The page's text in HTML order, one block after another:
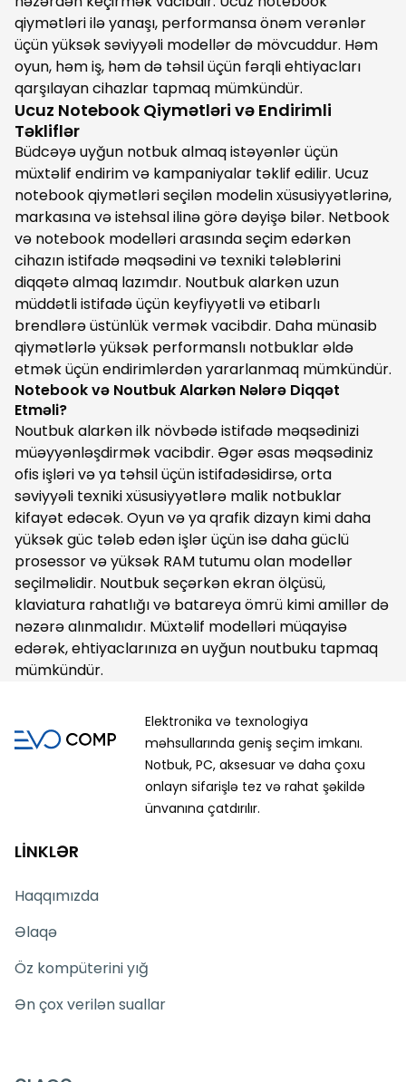
qiymətləri ilə yanaşı, performansa önəm verənlər
üçün yüksək səviyyəli modellər də mövcuddur. Həm
oyun, həm iş, həm də təhsil üçün fərqli ehtiyacları
qarşılayan cihazlar tapmaq mümkündür.
Ucuz Notebook Qiymətləri və Endirimli
Təkliflər
Büdcəyə uyğun notbuk almaq istəyənlər üçün
müxtəlif endirim və kampaniyalar təklif edilir. Ucuz
notebook qiymətləri seçilən modelin xüsusiyyətlərinə,
markasına və istehsal ilinə görə dəyişə bilər. Netbook
və notebook modelləri arasında seçim edərkən
cihazın istifadə məqsədini və texniki tələblərini
diqqətə almaq lazımdır. Noutbuk alarkən uzun
müddətli istifadə üçün keyfiyyətli və etibarlı
brendlərə üstünlük vermək vacibdir. Daha münasib
qiymətlərlə yüksək performanslı notbuklar əldə
etmək üçün endirimlərdən yararlanmaq mümkündür.
Notebook və Noutbuk Alarkən Nələrə Diqqət
Etməli?
Noutbuk alarkən ilk növbədə istifadə məqsədinizi
müəyyənləşdirmək vacibdir. Əgər əsas məqsədiniz
ofis işləri və ya təhsil üçün istifadəsidirsə, orta
səviyyəli texniki xüsusiyyətlərə malik notbuklar
kifayət edəcək. Oyun və ya qrafik dizayn kimi daha
yüksək güc tələb edən işlər üçün isə daha güclü
prosessor və yüksək RAM tutumu olan modellər
seçilməlidir. Noutbuk seçərkən ekran ölçüsü,
klaviatura rahatlığı və batareya ömrü kimi amillər də
nəzərə alınmalıdır. Müxtəlif modelləri müqayisə
edərək, ehtiyaclarınıza ən uyğun noutbuku tapmaq
mümkündür.
Elektronika və texnologiya
məhsullarında geniş seçim imkanı.
Notbuk, PC, aksesuar və daha çoxu
onlayn sifarişlə tez və rahat şəkildə
ünvanına çatdırılır.
LİNKLƏR
Haqqımızda
Əlaqə
Öz kompüterini yığ
Ən çox verilən suallar